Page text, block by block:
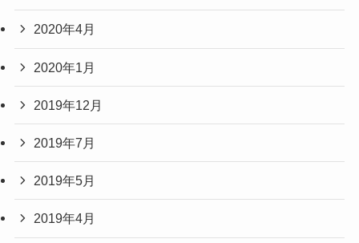
2020年4月
2020年1月
2019年12月
2019年7月
2019年5月
2019年4月